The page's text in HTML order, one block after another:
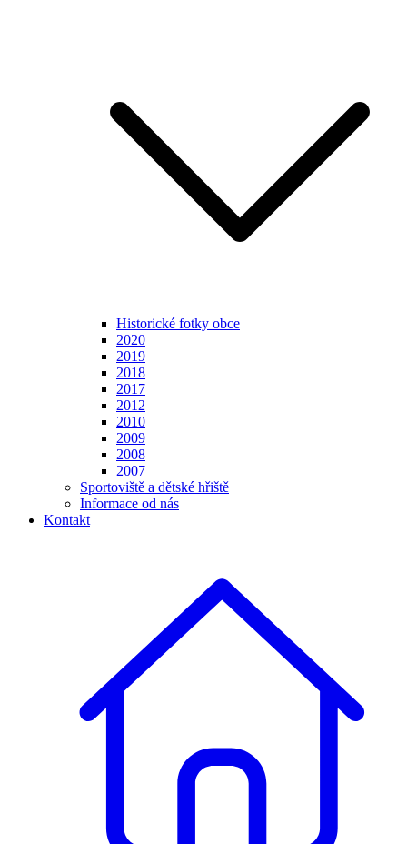
Historické fotky obce
2020
2019
2018
2017
2012
2010
2009
2008
2007
Sportoviště a dětské hřiště
Informace od nás
Kontakt